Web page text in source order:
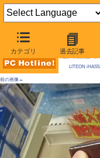
カテゴリ 過去記事
AKIBA
LITEON
前の画像←